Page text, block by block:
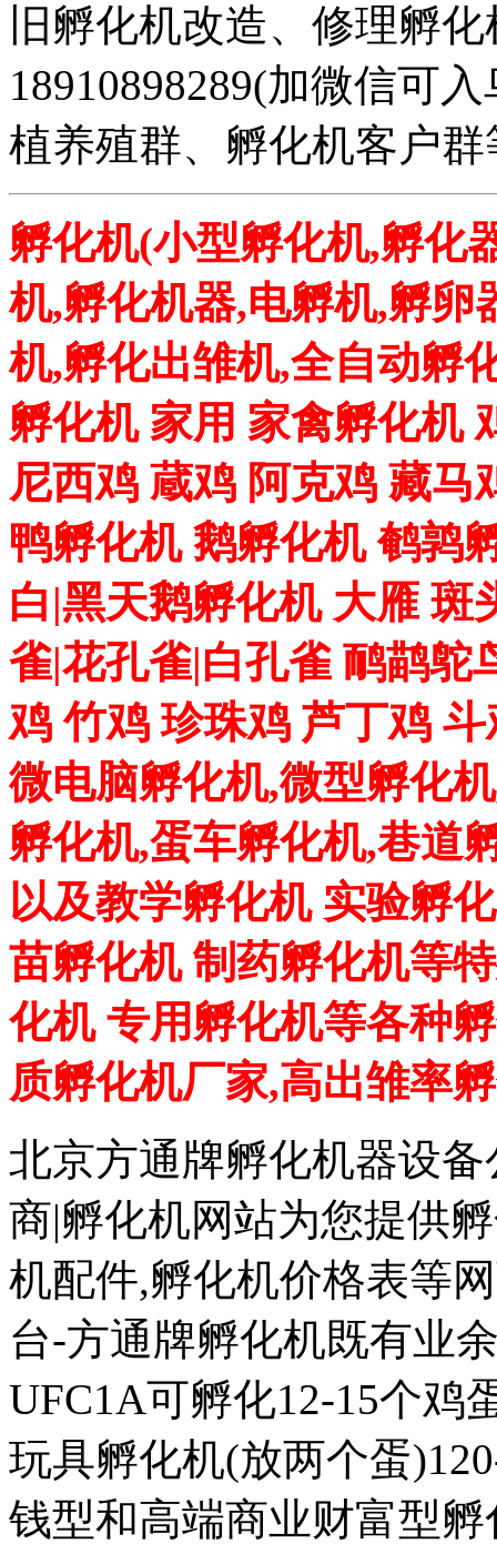
旧孵化机改造、修理孵
18910898289(加微信可
植养殖群、孵化机客户
孵化机(小型孵化机,孵化
机,孵化机器,电孵机,孵卵
机,孵化出雏机,全自动孵
孵化机 家用 家禽孵化机
尼西鸡 蔵鸡 阿克鸡 藏马
鸭孵化机 鹅孵化机 鹌鹑
白|黑天鹅孵化机 大雁 斑
雀|花孔雀|白孔雀 鸸鹋鸵
鸡 竹鸡 珍珠鸡 芦丁鸡
微电脑孵化机,微型孵化
孵化机,蛋车孵化机,巷道
以及教学孵化机 实验孵
苗孵化机 制药孵化机等
化机 专用孵化机等各种
质孵化机厂家,高出雏率
北京方通牌孵化机器设
商|孵化机网站为您提供
机配件,孵化机价格表等
台-方通牌孵化机既有业
UFC1A可孵化12-15个鸡
玩具孵化机(放两个蛋
钱型和高端商业财富型